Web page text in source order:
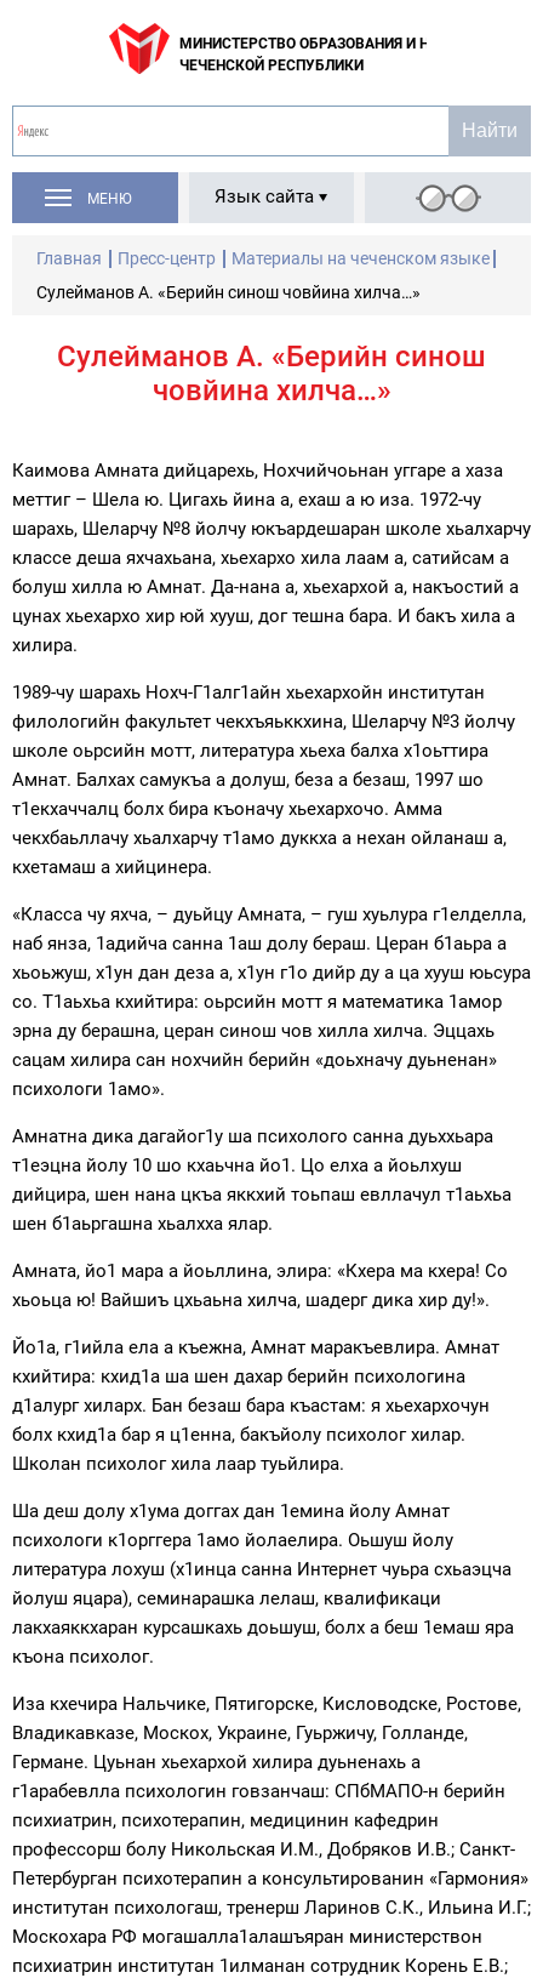
МИНИСТЕРСТВО ОБРАЗОВАНИЯ И НАУКИ
ЧЕЧЕНСКОЙ РЕСПУБЛИКИ
МЕНЮ Язык сайта
Главная Пресс-центр
Материалы на чеченском языке
Сулейманов А. «Берийн синош човйина хилча…»
Сулейманов А. «Берийн синош
човйина хилча…»
Каимова Амната дийцарехь, Нохчийчоьнан уггаре а хаза
меттиг – Шела ю. Цигахь йина а, ехаш а ю иза. 1972-чу
шарахь, Шеларчу №8 йолчу юкъардешаран школе хьалхарчу
классе деша яхчахьана, хьехархо хила лаам а, сатийсам а
болуш хилла ю Амнат. Да-нана а, хьехархой а, накъостий а
цунах хьехархо хир юй хууш, дог тешна бара. И бакъ хила а
хилира.
1989-чу шарахь Нохч-Г1алг1айн хьехархойн институтан
филологийн факультет чекхъяьккхина, Шеларчу №3 йолчу
школе оьрсийн мотт, литература хьеха балха х1оьттира
Амнат. Балхах самукъа а долуш, беза а безаш, 1997 шо
т1екхаччалц болх бира къоначу хьехархочо. Амма
чекхбаьллачу хьалхарчу т1амо дуккха а нехан ойланаш а,
кхетамаш а хийцинера.
«Класса чу яхча, – дуьйцу Амната, – гуш хуьлура г1елделла,
наб янза, 1адийча санна 1аш долу бераш. Церан б1аьра а
хьоьжуш, х1ун дан деза а, х1ун г1о дийр ду а ца хууш юьсура
со. Т1аьхьа кхийтира: оьрсийн мотт я математика 1амор
эрна ду берашна, церан синош чов хилла хилча. Эццахь
сацам хилира сан нохчийн берийн «доьхначу дуьненан»
психологи 1амо».
Амнатна дика дагайог1у ша психолого санна дуьххьара
т1еэцна йолу 10 шо кхаьчна йо1. Цо елха а йоьлхуш
дийцира, шен нана цкъа яккхий тоьпаш евллачул т1аьхьа
шен б1аьргашна хьалхха ялар.
Амната, йо1 мара а йоьллина, элира: «Кхера ма кхера! Со
хьоьца ю! Вайшиъ цхьаьна хилча, шадерг дика хир ду!».
Йо1а, г1ийла ела а къежна, Амнат маракъевлира. Амнат
кхийтира: кхид1а ша шен дахар берийн психологина
д1алург хиларх. Бан безаш бара къастам: я хьехархочун
болх кхид1а бар я ц1енна, бакъйолу психолог хилар.
Школан психолог хила лаар туьйлира.
Ша деш долу х1ума доггах дан 1емина йолу Амнат
психологи к1орггера 1амо йолаелира. Оьшуш йолу
литература лохуш (х1инца санна Интернет чуьра схьаэцча
йолуш яцара), семинарашка лелаш, квалификаци
лакхаяккхаран курсашкахь доьшуш, болх а беш 1емаш яра
къона психолог.
Иза кхечира Нальчике, Пятигорске, Кисловодске, Ростове,
Владикавказе, Москох, Украине, Гуьржичу, Голланде,
Германе. Цуьнан хьехархой хилира дуьненахь а
г1арабевлла психологин говзанчаш: СПбМАПО-н берийн
психиатрин, психотерапин, медицинин кафедрин
профессорш болу Никольская И.М., Добряков И.В.; Санкт-
Петербурган психотерапин а консультированин «Гармония»
институтан психологаш, тренерш Ларинов С.К., Ильина И.Г.;
Москохара РФ могашалла1алашъяран министерствон
психиатрин институтан 1илманан сотрудник Корень Е.В.;